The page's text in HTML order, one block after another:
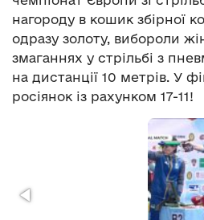
нагороду в кошик збірної
одразу золоту, вибороли
змаганнях у стрільбі з
на дистанції 10 метрів. У
росіянок із рахунком 17-11!